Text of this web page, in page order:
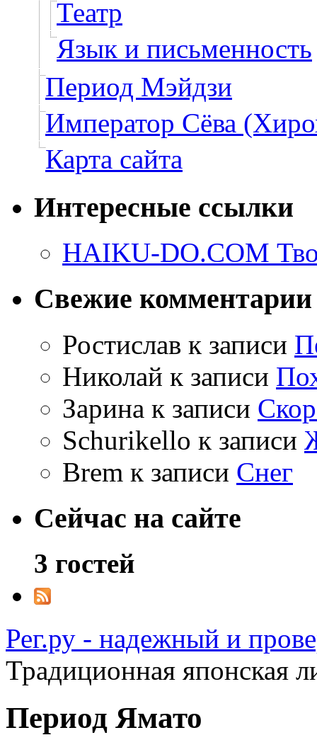
Театр
Язык и письменность
Период Мэйдзи
Император Сёва
Карта сайта
Интересные ссылки
HAIKU-DO.COM
Свежие комментарии
Ростислав к записи
Николай к записи
Зарина к записи
Schurikello к записи
Brem к записи Снег
Сейчас на сайте
3 гостей
Рег.ру - надежный и
Традиционная японская
Период Ямато